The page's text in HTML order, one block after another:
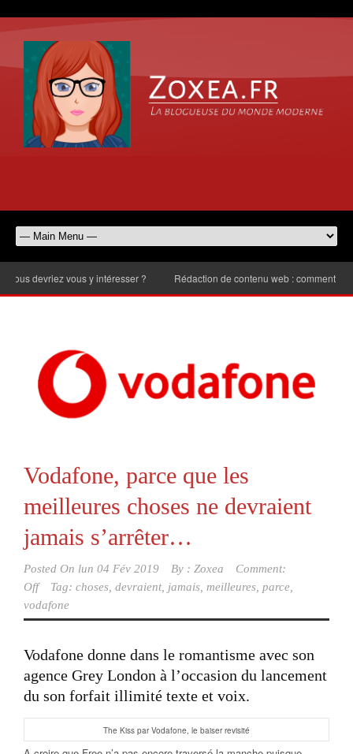
vous y intéresser ? Rédaction de contenu web : comment choisir le
Vodafone, parce que les
meilleures choses ne devraient
jamais s’arrêter…
Posted On lun 04 Fév 2019 By : Zoxea
Comment:
Off
Tag: choses, devraient, jamais, meilleures, parce,
vodafone
Vodafone donne dans le romantisme avec son
agence Grey London à l’occasion du lancement
du son forfait illimité texte et voix.
The Kiss par Vodafone, le baiser revisité